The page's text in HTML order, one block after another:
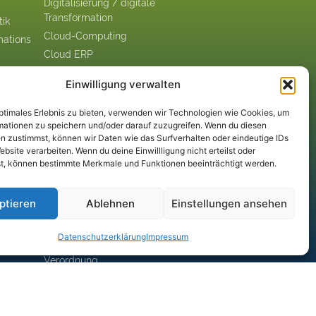
Einwilligung verwalten
Erlebnis zu bieten, verwenden wir Technologien wie Cookies, um
zu speichern und/oder darauf zuzugreifen. Wenn du diesen
zustimmst, können wir Daten wie das Surfverhalten oder eindeutige IDs
verarbeiten. Wenn du deine Einwillligung nicht erteilst oder
können bestimmte Merkmale und Funktionen beeinträchtigt werden.
Ablehnen Einstellungen ansehen
Datenschutz­erklärungImpressum
Digitalisierung / digitale
Transformation
Cloud-Computing
Cloud ERP
ESG - Environmental,
IoT: Internet of Things
KI: Künstliche Intelligenz
RPA: Robotic Process
Big Data
DSGVO:
Verordnung